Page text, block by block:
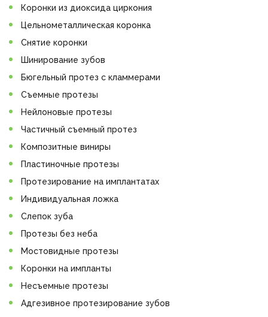
Коронки из диоксида циркония
Цельнометаллическая коронка
Снятие коронки
Шинирование зубов
Бюгельный протез с кламмерами
Съемные протезы
Нейлоновые протезы
Частичный съемный протез
Композитные виниры
Пластиночные протезы
Протезирование на имплантатах
Индивидуальная ложка
Слепок зуба
Протезы без неба
Мостовидные протезы
Коронки на импланты
Несъемные протезы
Адгезивное протезирование зубов